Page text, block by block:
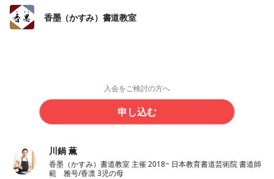
香墨（かすみ）書道教室
入会をご検討の方へ
申し込む
川鍋 薫
香墨（かすみ）書道教室 主催 2018~ 日本教育書道芸術院 書道師
範 雅号/香凛 3児の母